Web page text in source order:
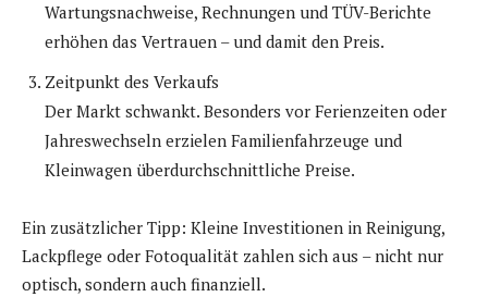
Wartungsnachweise, Rechnungen und TÜV-Berichte
erhöhen das Vertrauen – und damit den Preis.
Zeitpunkt des Verkaufs
Der Markt schwankt. Besonders vor Ferienzeiten oder
Jahreswechseln erzielen Familienfahrzeuge und
Kleinwagen überdurchschnittliche Preise.
Ein zusätzlicher Tipp: Kleine Investitionen in Reinigung,
Lackpflege oder Fotoqualität zahlen sich aus – nicht nur
optisch, sondern auch finanziell.